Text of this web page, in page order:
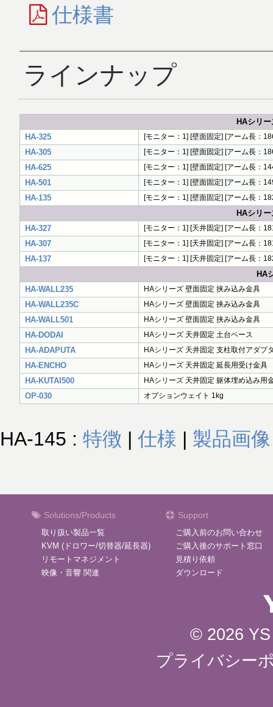
仕様書
ラインナップ
HAシリ
HA-325
[モニター：1] [壁面固定] [アーム長：
HA-305 [モニター：1] [壁面固定] [アーム長：
HA-625 [モニター：1] [壁面固定] [アーム長：
HA-501 [モニター：1] [壁面固定] [アーム長：
HA-135 [モニター：1] [壁面固定] [アーム長：
HAシリ
HA-327
[モニター：1] [天井固定] [アーム長：
HA-307 [モニター：1] [天井固定] [アーム長：
HA-137 [モニター：1] [天井固定] [アーム長：
HA
HA-WALL235
HAシリーズ 壁面固定 挟み込み金具
HA-WALL235C HAシリーズ 壁面固定 挟み込み金具
HA-WALL501 HAシリーズ 壁面固定 挟み込み金具
HA-DODAI HAシリーズ 天井固定 土台ベース
HA-ADAPUTA HAシリーズ 天井固定 支柱取付アダプ
HA-ENCHO HAシリーズ 天井固定 延長用受け金具
HA-KUTAI500 HAシリーズ 天井固定 躯体埋め込み用
OP-030 オプションウェイト 1kg
HA-145 : 特徴 | 仕様 | 製品画像
Solutions/Products
取り扱い製品一覧
KVM (ドロワー/切替器/延長器)
リモートマネジメント
映像・音響 関連
Support
ご購入前のお問い合わせ
ご購入後のサポート窓口
見積り依頼
ダウンロード
© 2026
プライバシー